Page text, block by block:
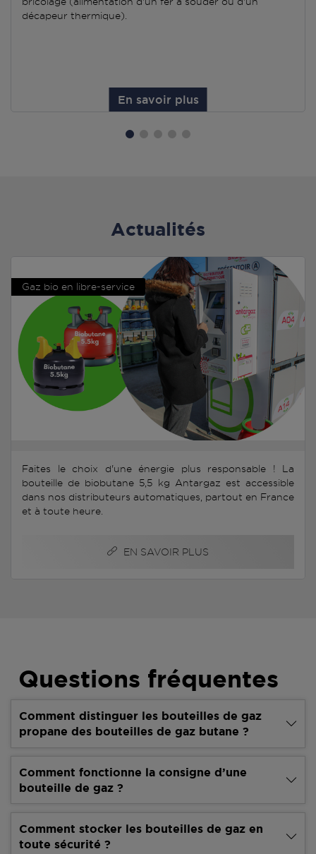
décapeur thermique).
En savoir plus
Actualités
Gaz bio en libre-service
Faites le choix d'une énergie plus responsable ! La
bouteille de biobutane 5,5 kg Antargaz est accessible
dans nos distributeurs automatiques, partout en France
et à toute heure.
EN SAVOIR PLUS
Questions fréquentes
Comment distinguer les bouteilles de gaz
propane des bouteilles de gaz butane ?
Comment fonctionne la consigne d’une
bouteille de gaz ?
Comment stocker les bouteilles de gaz en
toute sécurité ?